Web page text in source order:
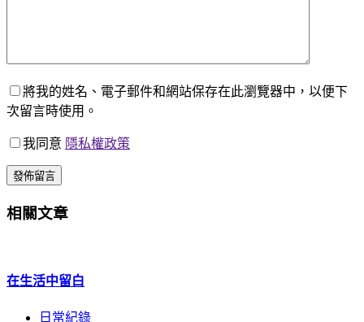
將我的姓名、電子郵件和網站保存在此瀏覽器中，以便下
次留言時使用。
我同意 隱私權政策
發佈留言
相關文章
在生活中留白
日常紀錄